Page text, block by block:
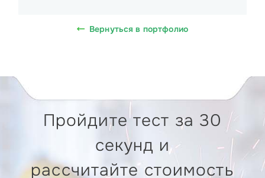
Стоимость образца 919.95 руб. (Девятьсот
предприятие Московский завод Физприбор по
адресу: ул. Парковая, 2, Подольск.
Для изготовления изделия применялась
оптоволоконная установка лазерного раскроя
модель LX-6015Y. Используемая рабочая зона
Вернуться в портфолио
Пройдите тест за 30
секунд и
рассчитайте стоимость